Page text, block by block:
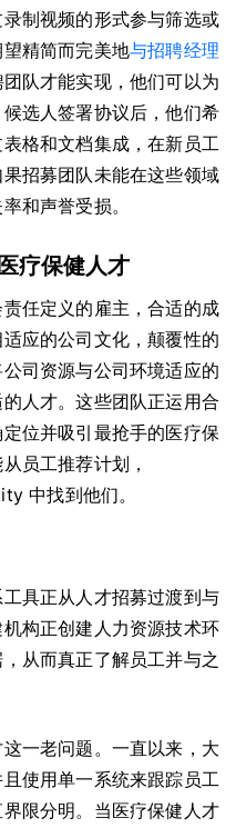
制视频的形式参与筛选或
精简而完美地与招聘经理
队才能实现，他们可以为
选人签署协议后，他们希
格和文档集成，在新员工
招募团队未能在这些领域
和声誉受损。
疗保健人才
任定义的雇主，合适的成
应的公司文化，颠覆性的
司资源与公司环境适应的
人才。这些团队正运用合
位并吸引最抢手的医疗保
员工推荐计划，
中找到他们。
具正从人才招募过渡到与
构正创建人力资源技术环
从而真正了解员工并与之
一老问题。一直以来，大
使用单一系统来跟踪员工
限分明。当医疗保健人才